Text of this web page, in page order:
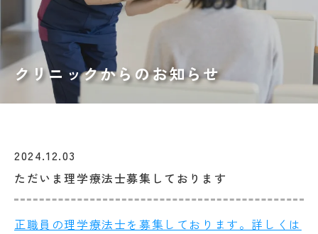
クリニックからのお知らせ
2024.12.03
ただいま理学療法士募集しております
正職員の理学療法士を募集しております。詳しくは